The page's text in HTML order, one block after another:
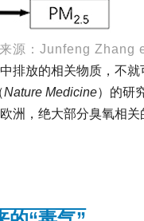
源：Junfeng Zhang
排放的相关物质，不
Nature Medicine）的研
洲，绝大部分臭氧相